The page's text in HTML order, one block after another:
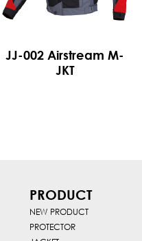
JJ-002 Airstream M-
JKT
PRODUCT
NEW PRODUCT
PROTECTOR